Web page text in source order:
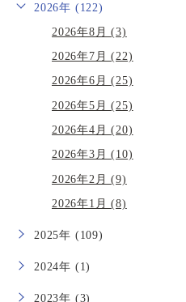
2026年 (122)
2026年8月 (3)
2026年7月 (22)
2026年6月 (25)
2026年5月 (25)
2026年4月 (20)
2026年3月 (10)
2026年2月 (9)
2026年1月 (8)
2025年 (109)
2024年 (1)
2023年 (3)